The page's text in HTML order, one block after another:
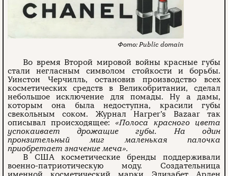
Public domain
Во время Второй мировой войны красные губы
стали негласным символом стойкости и борьбы.
Уинстон Черчилль, остановив производство всех
косметических средств в Великобритании, сделал
небольшое исключение для помады. Ну а дамы,
которым она была недоступна, красили губы
свекольным соком. Журнал Harper’s Bazaar так
описывал происходящее: «Полоса красного цвета
успокаивает дрожащие губы. На один
пронзительный миг маленькая палочка
приобретает значение меча».
В США косметические бренды поддерживали
военно-патриотическую моду. Создательница